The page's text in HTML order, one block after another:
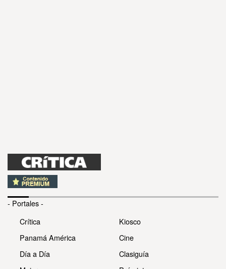
- Portales -
Crítica
Panamá América
Día a Día
Kiosco
Cine
Clasiguía